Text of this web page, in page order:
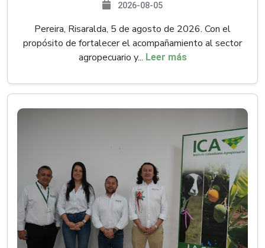
2026-08-05
Pereira, Risaralda, 5 de agosto de 2026. Con el
propósito de fortalecer el acompañamiento al sector
agropecuario y... Leer más